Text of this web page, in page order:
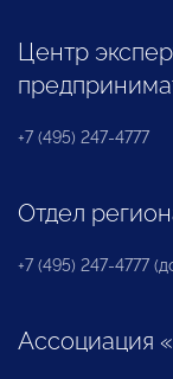
Центр
+7 (495) 247-4777
Отдел
+7 (495) 247-4777
Ассоциация